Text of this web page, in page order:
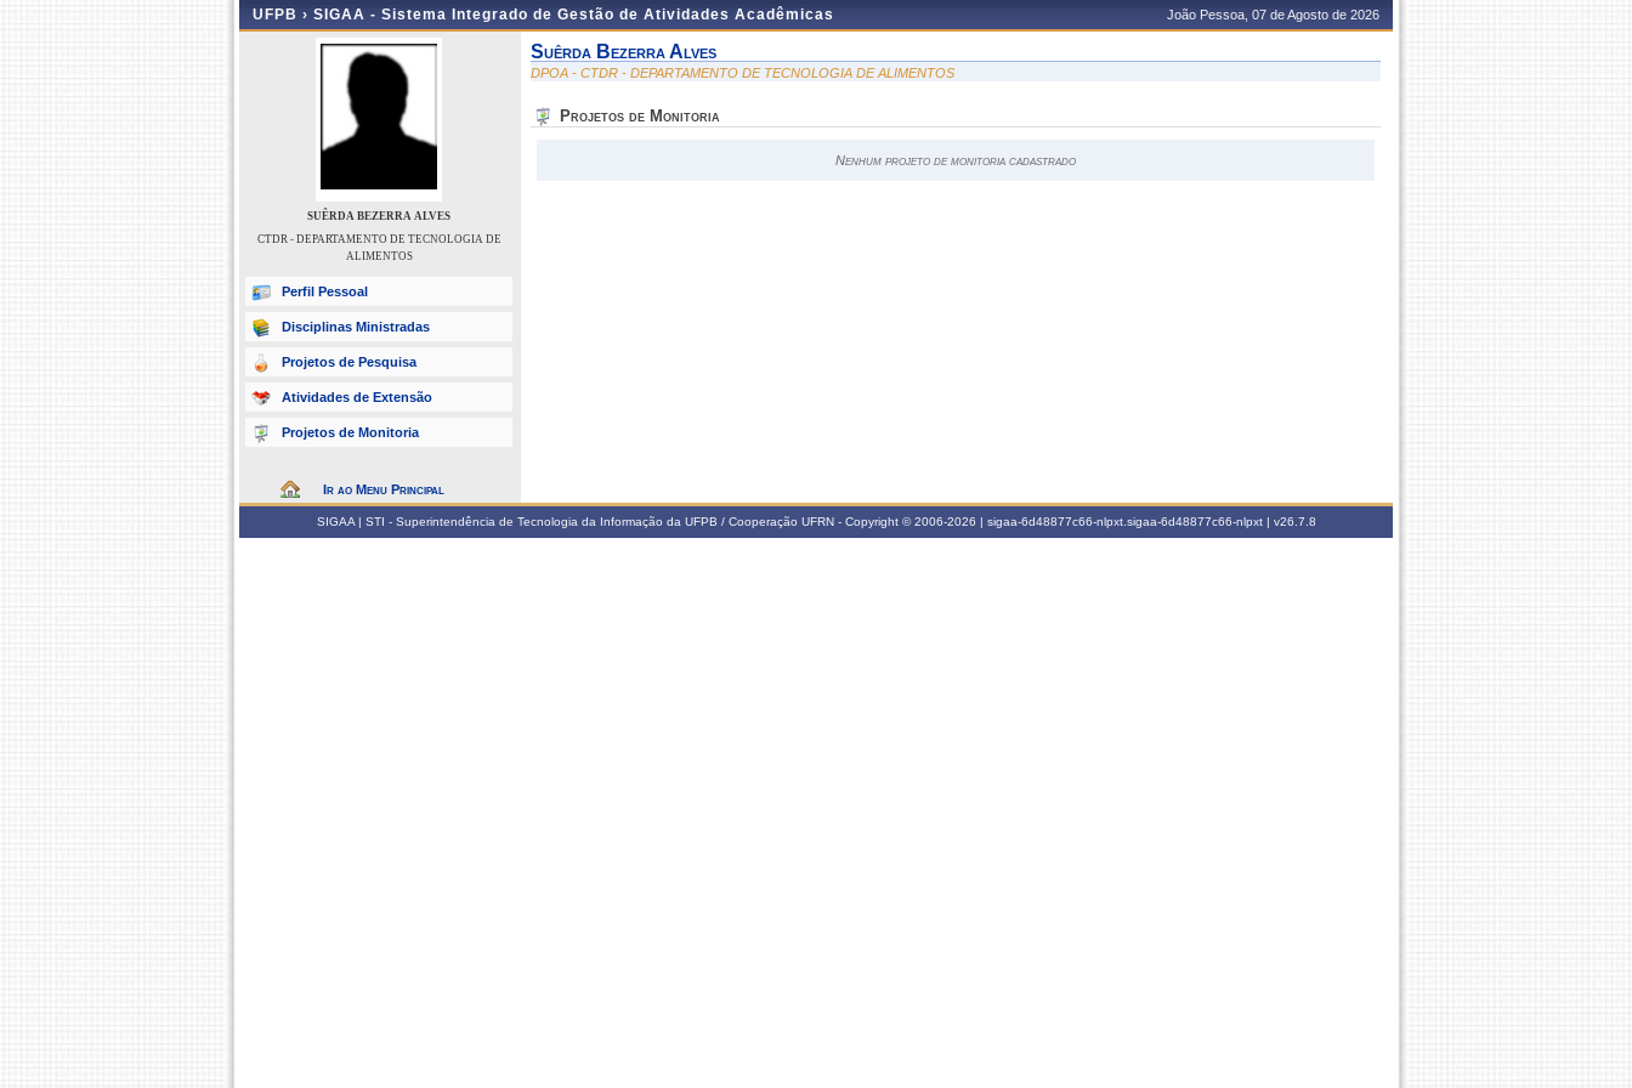
UFPB › SIGAA - Sistema Integrado de Gestão de Atividades Acadêmicas João Pessoa, 07 de Agosto de 2026
SUÊRDA BEZERRA ALVES
CTDR - DEPARTAMENTO DE TECNOLOGIA DE
ALIMENTOS
Perfil Pessoal
Disciplinas Ministradas
Projetos de Pesquisa
Atividades de Extensão
Projetos de Monitoria
Ir ao Menu Principal
Suêrda Bezerra Alves
DPOA - CTDR - DEPARTAMENTO DE TECNOLOGIA DE ALIMENTOS
Projetos de Monitoria
Nenhum projeto de monitoria cadastrado
SIGAA | STI - Superintendência de Tecnologia da Informação da UFPB / Cooperação UFRN - Copyright © 2006-2026 | sigaa-6d48877c66-nlpxt.sigaa-6d48877c66-nlpxt | v26.7.8